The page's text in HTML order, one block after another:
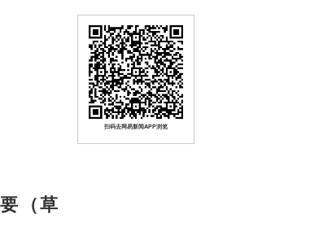
（草
扫码去网易新闻APP浏览